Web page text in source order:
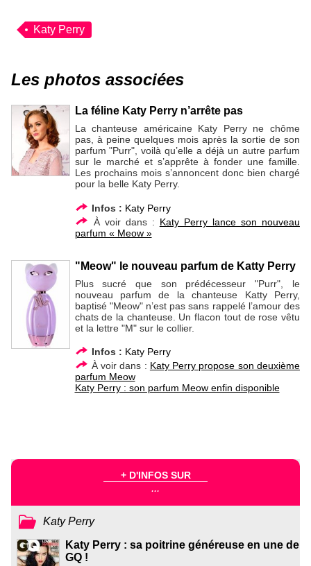
Katy Perry
Les photos associées
La féline Katy Perry n’arrête pas
La chanteuse américaine Katy Perry ne chôme
pas, à peine quelques mois après la sortie de son
parfum "Purr", voilà qu’elle a déjà un autre parfum
sur le marché et s’apprête à fonder une famille.
Les prochains mois s’annoncent donc bien chargé
pour la belle Katy Perry.
Infos : Katy Perry
À voir dans : Katy Perry lance son nouveau
parfum « Meow »
"Meow" le nouveau parfum de Katty Perry
Plus sucré que son prédécesseur "Purr", le
nouveau parfum de la chanteuse Katty Perry,
baptisé "Meow" n’est pas sans rappelé l’amour des
chats de la chanteuse. Un flacon tout de rose vêtu
et la lettre "M" sur le collier.
Infos : Katy Perry
À voir dans : Katy Perry propose son deuxième
parfum Meow
Katy Perry : son parfum Meow enfin disponible
+ D'INFOS SUR
...
Katy Perry
Katy Perry : sa poitrine généreuse en une de
GQ !